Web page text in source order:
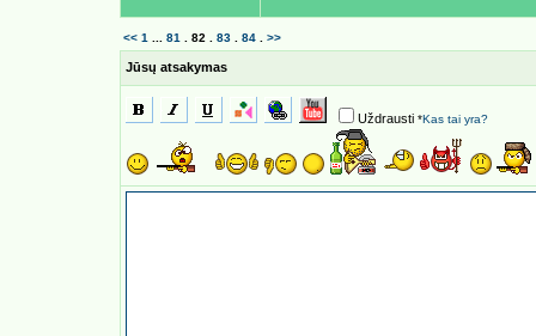
<< 1 81 82 83 84 >>
Jūsų atsakymas
Uždrausti *Kas tai yra?